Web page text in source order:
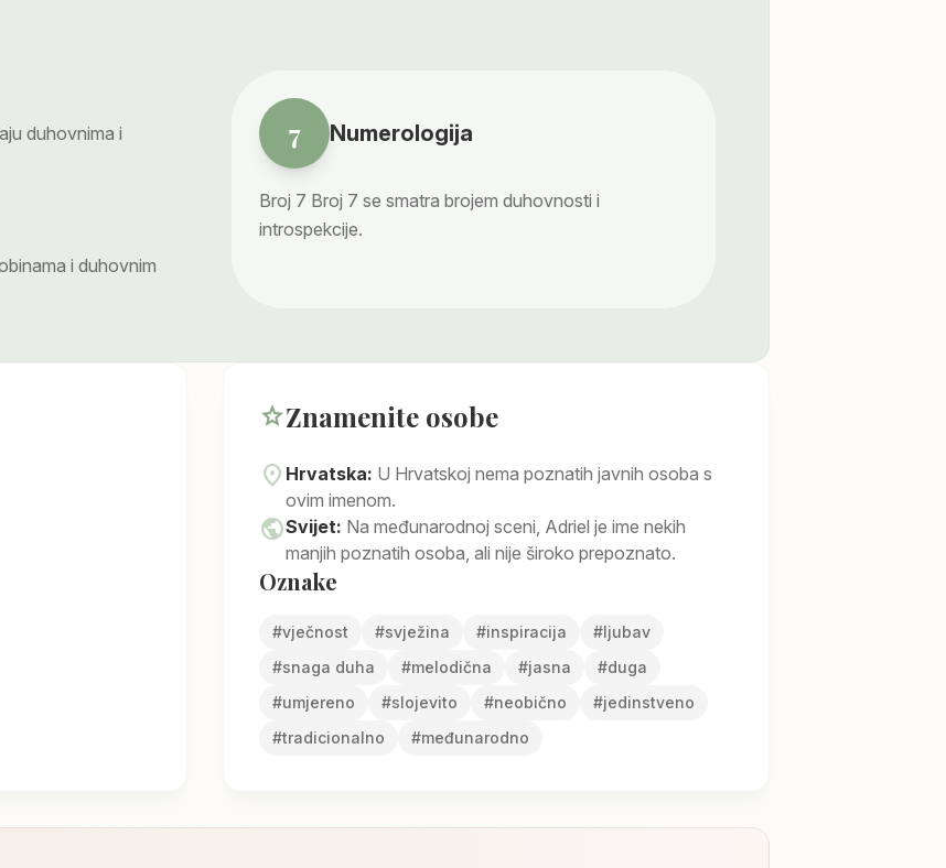
duhovnima i
i duhovnim
7 Numerologija
Broj 7 Broj 7 se smatra brojem duhovnosti i
introspekcije.
starZnamenite osobe
location_on Hrvatska: U Hrvatskoj nema poznatih javnih osoba s
ovim imenom.
publicSvijet: Na međunarodnoj sceni, Adriel je ime nekih
manjih poznatih osoba, ali nije široko prepoznato.
Oznake
#vječnost #svježina #inspiracija #ljubav
#snaga duha #melodična #jasna #duga
#umjereno #slojevito #neobično #jedinstveno
#tradicionalno #međunarodno